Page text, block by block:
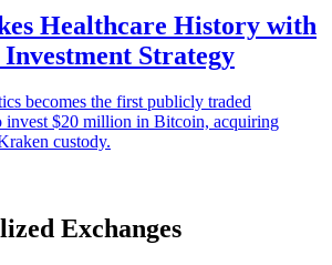
Healthcare History with
Strategy
becomes the first publicly traded
invest $20 million in Bitcoin, acquiring
custody.
Exchanges